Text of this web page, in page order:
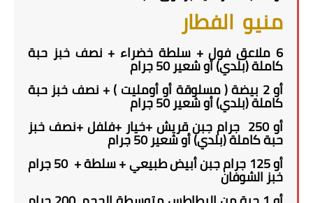
منيو الفطار
6 ملاعق فول + سلطة خضراء + نصف خبز حبة
كاملة (بلدي) أو شعير 50 جرام
أو 2 بيضة ( مسلوقة أو أومليت ) + نصف خبز حبة
كاملة (بلدي) أو شعير 50 جرام
أو 250 جرام جبن قريش +خيار +فلفل +نصف خبز
حبة كاملة (بلدي) أو شعير 50 جرام
أو 125 جرام جبن أبيض طبيعي + سلطة + 50 جرام
خبز الشوفان